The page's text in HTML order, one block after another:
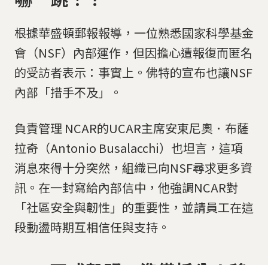
根據華盛頓郵報報導，一位熟悉國家科學基金
會（NSF）內部運作，但因擔心遭報復而匿名
的受訪者表示：事實上。佛特的宣布也讓NSF
內部「措手不及」。
負責管理 NCAR的UCAR主席安東尼奧．布薩
拉奇（Antonio Busalacchi）也坦言，這項
消息來得十分突然，組織已向NSF尋求更多資
訊。在一封寫給內部信中，他強調NCAR對
「社區安全與韌性」的重要性，並請員工在這
段動盪時期互相信任與支持。